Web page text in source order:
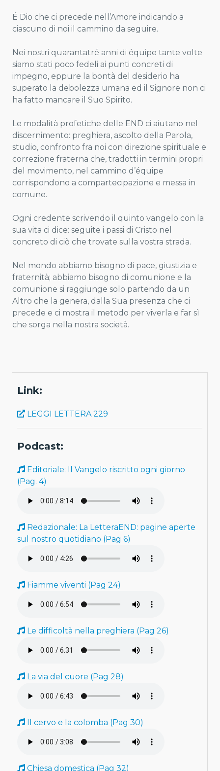
É Dio che ci precede nell’Amore indicando a
ciascuno di noi il cammino da seguire.
Nei nostri quarantatré anni di équipe tante volte
siamo stati poco fedeli ai punti concreti di
impegno, eppure la bontà del desiderio ha
superato la debolezza umana ed il Signore non ci
ha fatto mancare il Suo Spirito.
Le modalità profetiche delle END ci aiutano nel
discernimento: preghiera, ascolto della Parola,
studio, confronto fra noi con direzione spirituale e
correzione fraterna che, tradotti in termini propri
del movimento, nel cammino d’équipe
corrispondono a compartecipazione e messa in
comune.
Ogni credente scrivendo il quinto vangelo con la
sua vita ci dice: seguite i passi di Cristo nel
concreto di ciò che trovate sulla vostra strada.
Nel mondo abbiamo bisogno di pace, giustizia e
fraternità; abbiamo bisogno di comunione e la
comunione si raggiunge solo partendo da un
Altro che la genera, dalla Sua presenza che ci
precede e ci mostra il metodo per viverla e far sì
che sorga nella nostra società.
Link:
LEGGI LETTERA 229
Podcast:
Editoriale: Il Vangelo riscritto ogni giorno
(Pag. 4)
Redazionale: La LetteraEND: pagine aperte
sul nostro quotidiano (Pag 6)
Fiamme viventi (Pag 24)
Le difficoltà nella preghiera (Pag 26)
La via del cuore (Pag 28)
Il cervo e la colomba (Pag 30)
Chiesa domestica (Pag 32)